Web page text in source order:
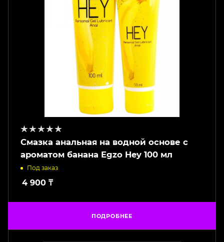
Смазка анальная на водной основе с
ароматом банана Egzo Hey 100 мл
Под заказ
4 900 ₸
ПОДРОБНЕЕ